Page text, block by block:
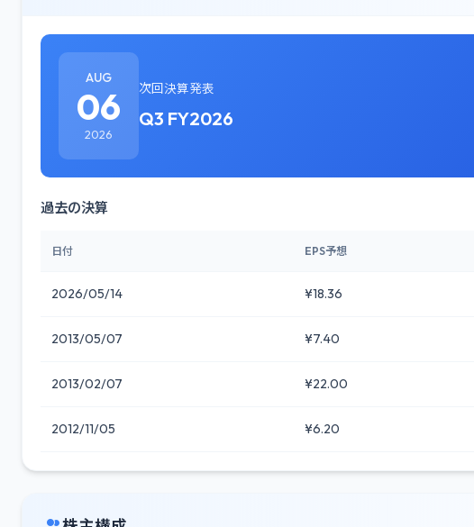
AUG
06
2026
次回決算発表
Q3 FY2026
過去の決算
日付 EPS予想
2026/05/14 ¥18.36
2013/05/07 ¥7.40
2013/02/07 ¥22.00
2012/11/05 ¥6.20